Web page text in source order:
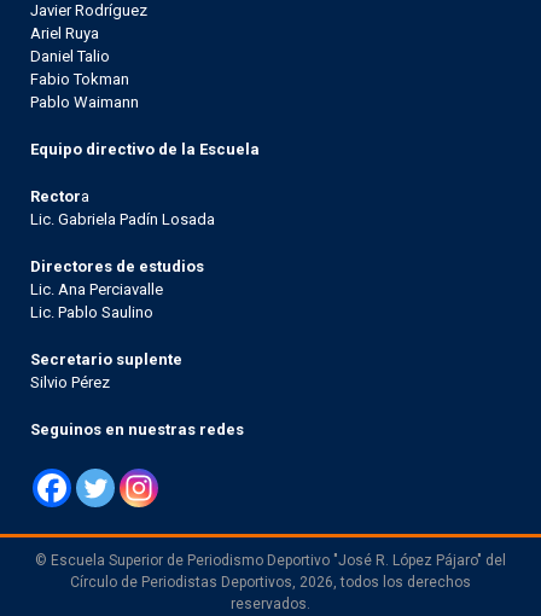
Javier Rodríguez
Ariel Ruya
Daniel Talio
Fabio Tokman
Pablo Waimann
Equipo directivo de la Escuela
Rectora
Lic. Gabriela Padín Losada
Directores de estudios
Lic. Ana Perciavalle
Lic. Pablo Saulino
Secretario suplente
Silvio Pérez
Seguinos en nuestras redes
© Escuela Superior de Periodismo Deportivo "José R. López Pájaro" del
Círculo de Periodistas Deportivos, 2026, todos los derechos
reservados.